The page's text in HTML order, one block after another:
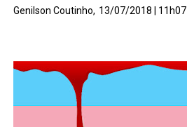
Genilson Coutinho, 13/07/2018 | 11h07